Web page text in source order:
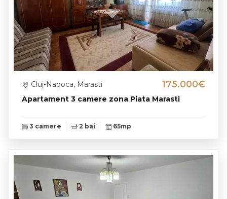
Apartament 3 camere zona Piata Marasti
Cluj-Napoca, Marasti 175.000€
3 camere 2 bai 65mp